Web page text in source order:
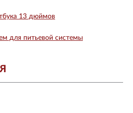
13 дюймов
для питьевой системы